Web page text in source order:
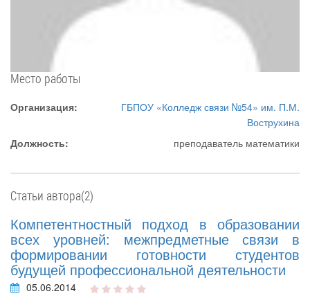
Место работы
Организация:
ГБПОУ «Колледж связи №54» им. П.М.
Вострухина
Должность:
преподаватель математики
Статьи автора(2)
Компетентностный подход в образовании
всех уровней: межпредметные связи в
формировании готовности студентов
будущей профессиональной деятельности
05.06.2014